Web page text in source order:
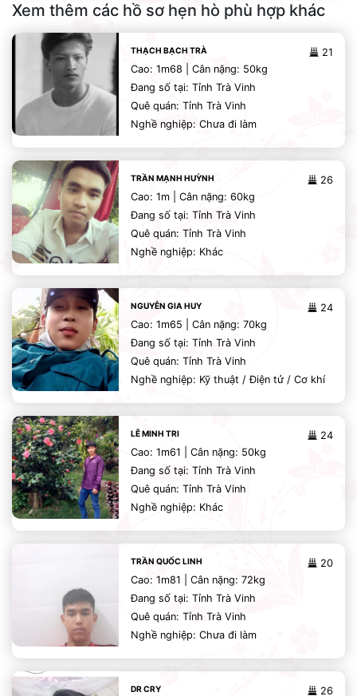
Xem thêm các hồ sơ hẹn hò phù hợp khác
21
THẠCH BẠCH TRÀ
Cao: 1m68 | Cân nặng: 50kg
Đang số tại: Tỉnh Trà Vinh
Quê quán: Tỉnh Trà Vinh
Nghề nghiệp: Chưa đi làm
26
TRẦN MẠNH HUỲNH
Cao: 1m | Cân nặng: 60kg
Đang số tại: Tỉnh Trà Vinh
Quê quán: Tỉnh Trà Vinh
Nghề nghiệp: Khác
24
NGUYỄN GIA HUY
Cao: 1m65 | Cân nặng: 70kg
Đang số tại: Tỉnh Trà Vinh
Quê quán: Tỉnh Trà Vinh
Nghề nghiệp: Kỹ thuật / Điện tử / Cơ khí
24
LÊ MINH TRI
Cao: 1m61 | Cân nặng: 50kg
Đang số tại: Tỉnh Trà Vinh
Quê quán: Tỉnh Trà Vinh
Nghề nghiệp: Khác
20
TRẦN QUỐC LINH
Cao: 1m81 | Cân nặng: 72kg
Đang số tại: Tỉnh Trà Vinh
Quê quán: Tỉnh Trà Vinh
Nghề nghiệp: Chưa đi làm
26
DR CRY